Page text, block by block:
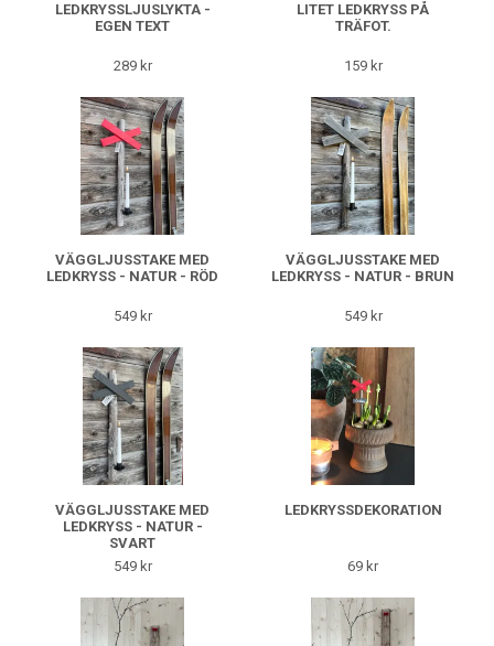
LEDKRYSSLJUSLYKTA -
EGEN TEXT
289 kr
LITET LEDKRYSS PÅ
TRÄFOT.
159 kr
VÄGGLJUSSTAKE MED
LEDKRYSS - NATUR - RÖD
549 kr
VÄGGLJUSSTAKE MED
LEDKRYSS - NATUR - BRUN
549 kr
VÄGGLJUSSTAKE MED
LEDKRYSS - NATUR -
SVART
549 kr
LEDKRYSSDEKORATION
69 kr